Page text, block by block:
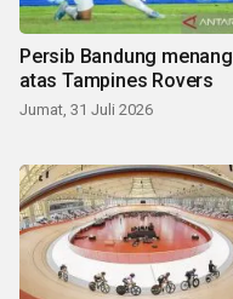
Persib Bandung menang
atas Tampines Rovers
Jumat, 31 Juli 2026